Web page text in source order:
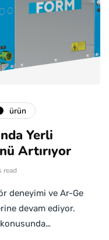
ürün
Yerli
Artırıyor
read
deneyimi ve Ar-Ge
devam ediyor.
konusunda…